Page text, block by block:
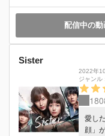
配信中の
Sister
2022年
ジャンル
愛し
顔」